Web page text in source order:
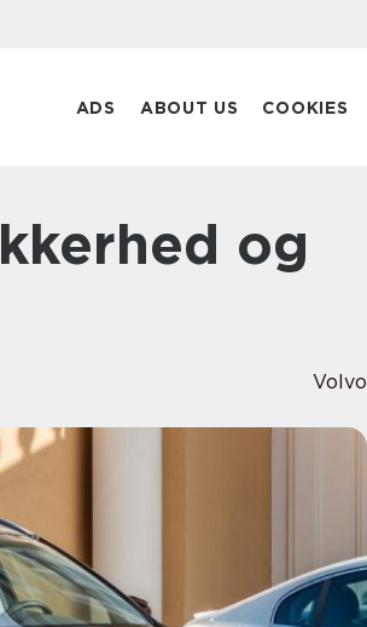
ADS ABOUT US COOKIES
Volvo